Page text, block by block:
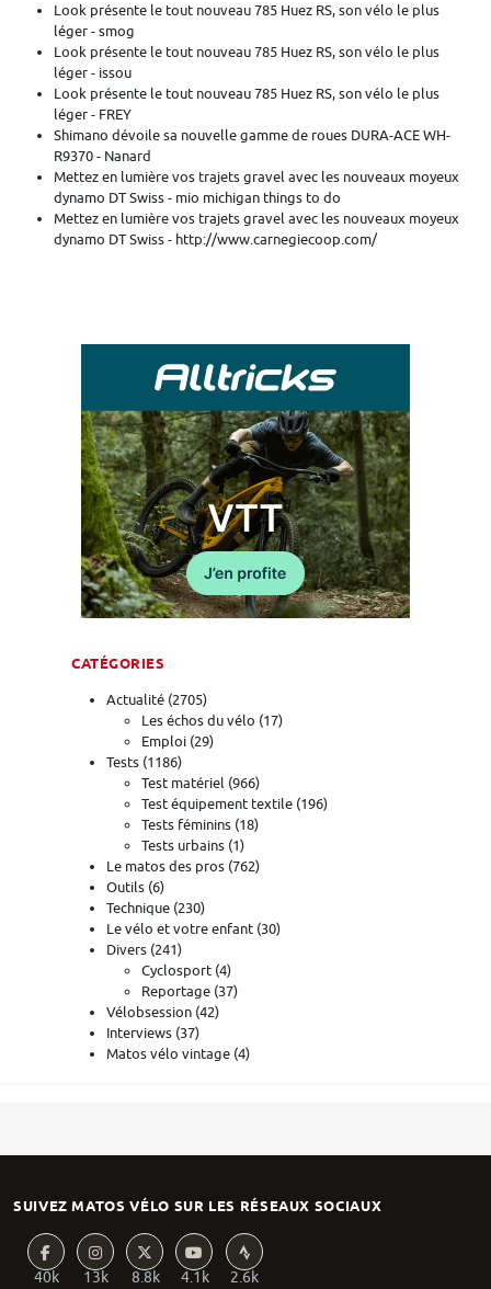
Look présente le tout nouveau 785 Huez RS, son vélo le plus
léger - smog
Look présente le tout nouveau 785 Huez RS, son vélo le plus
léger - issou
Look présente le tout nouveau 785 Huez RS, son vélo le plus
léger - FREY
Shimano dévoile sa nouvelle gamme de roues DURA-ACE WH-
R9370 - Nanard
Mettez en lumière vos trajets gravel avec les nouveaux moyeux
dynamo DT Swiss - mio michigan things to do
Mettez en lumière vos trajets gravel avec les nouveaux moyeux
dynamo DT Swiss - http://www.carnegiecoop.com/
CATÉGORIES
Actualité (2705)
Les échos du vélo (17)
Emploi (29)
Tests (1186)
Test matériel (966)
Test équipement textile (196)
Tests féminins (18)
Tests urbains (1)
Le matos des pros (762)
Outils (6)
Technique (230)
Le vélo et votre enfant (30)
Divers (241)
Cyclosport (4)
Reportage (37)
Vélobsession (42)
Interviews (37)
Matos vélo vintage (4)
SUIVEZ MATOS VÉLO SUR LES RÉSEAUX SOCIAUX
40k 13k 8.8k 4.1k 2.6k